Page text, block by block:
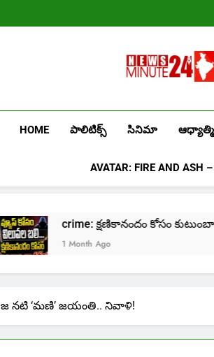
HOME పాలిటిక్స్ సినిమా
AVATAR: FIRE AND ASH
crime: క్షణికానందం కోసం కుటుంబాల
1 Month Ago
నటి ‘మణి’ జయంతి.. నివాళి!